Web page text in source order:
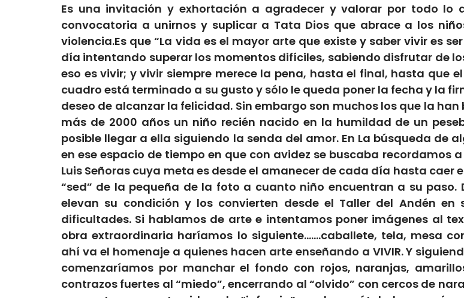
Es una invitación y exhortación a agradecer y valorar por todo lo
convocatoria a unirnos y suplicar a Tata Dios que abrace a los
violencia.Es que “La vida es el mayor arte que existe y saber vivir es
día intentando superar los momentos difíciles, sabiendo disfrutar de
eso es vivir; y vivir siempre merece la pena, hasta el final, hasta que
cuadro está terminado a su gusto y sólo le queda poner la fecha y la
deseo de alcanzar la felicidad. Sin embargo son muchos los que la
más de 2000 años un niño recién nacido en la humildad de un
posible llegar a ella siguiendo la senda del amor. En La búsqueda de
en ese espacio de tiempo en que con avidez se buscaba recordamos
Luis Señoras cuya meta es desde el amanecer de cada día hasta caer
“sed” de la pequeña de la foto a cuanto niño encuentran a su
elevan su condición y los convierten desde el Taller del Andén
dificultades. Si hablamos de arte e intentamos poner imágenes al
obra extraordinaria haríamos lo siguiente…….caballete, tela, mesa
ahí va el homenaje a quienes hacen arte enseñando a VIVIR. Y
comenzaríamos por manchar el fondo con rojos, naranjas,
contrazos fuertes al “miedo”, encerrando al “olvido” con cercos de